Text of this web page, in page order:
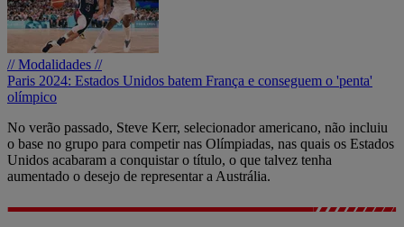
// Modalidades //
Paris 2024: Estados Unidos batem França e conseguem o 'penta'
olímpico
No verão passado, Steve Kerr, selecionador americano, não incluiu
o base no grupo para competir nas Olímpiadas, nas quais os Estados
Unidos acabaram a conquistar o título, o que talvez tenha
aumentado o desejo de representar a Austrália.